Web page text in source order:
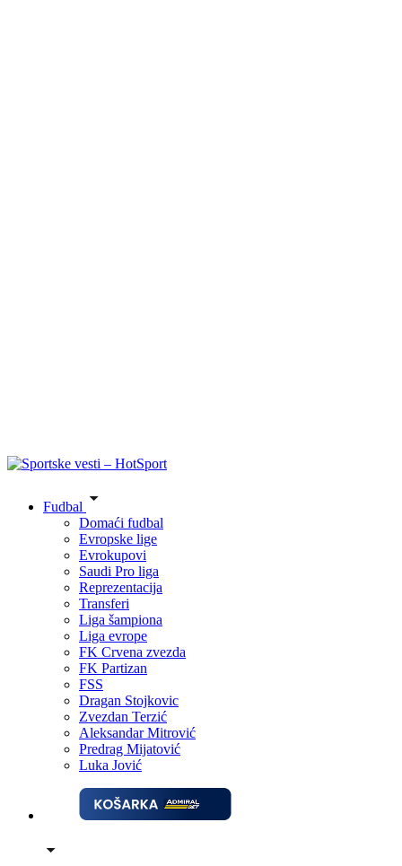
Fudbal
Domaći fudbal
Evropske lige
Evrokupovi
Saudi Pro liga
Reprezentacija
Transferi
Liga šampiona
Liga evrope
FK Crvena zvezda
FK Partizan
FSS
Dragan Stojkovic
Zvezdan Terzić
Aleksandar Mitrović
Predrag Mijatović
Luka Jović